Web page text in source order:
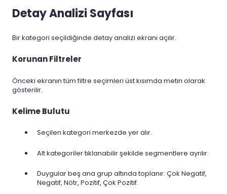
Detay Analizi Sayfası
Bir kategori seçildiğinde detay analizi ekranı açılır.
Korunan Filtreler
Önceki ekranın tüm filtre seçimleri üst kısımda metin olarak
gösterilir.
Kelime Bulutu
Seçilen kategori merkezde yer alır.
Alt kategoriler tıklanabilir şekilde segmentlere ayrılır.
Duygular beş ana grup altında toplanır: Çok Negatif,
Negatif, Nötr, Pozitif, Çok Pozitif.